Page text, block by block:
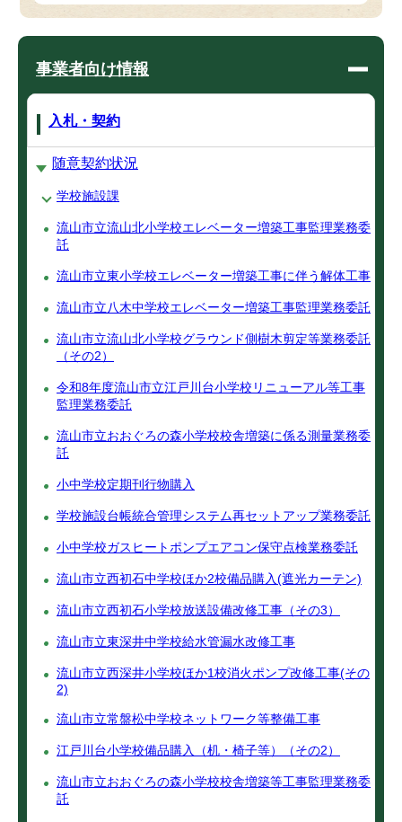
事業者向け情報
入札・契約
随意契約状況
学校施設課
流山市立流山北小学校エレベーター増築工事監理業務委
託
流山市立東小学校エレベーター増築工事に伴う解体工事
流山市立八木中学校エレベーター増築工事監理業務委託
流山市立流山北小学校グラウンド側樹木剪定等業務委託
（その2）
令和8年度流山市立江戸川台小学校リニューアル等工事
監理業務委託
流山市立おおぐろの森小学校校舎増築に係る測量業務委
託
小中学校定期刊行物購入
学校施設台帳統合管理システム再セットアップ業務委託
小中学校ガスヒートポンプエアコン保守点検業務委託
流山市立西初石中学校ほか2校備品購入(遮光カーテン)
流山市立西初石小学校放送設備改修工事（その3）
流山市立東深井中学校給水管漏水改修工事
流山市立西深井小学校ほか1校消火ポンプ改修工事(その
2)
流山市立常盤松中学校ネットワーク等整備工事
江戸川台小学校備品購入（机・椅子等）（その2）
流山市立おおぐろの森小学校校舎増築等工事監理業務委
託